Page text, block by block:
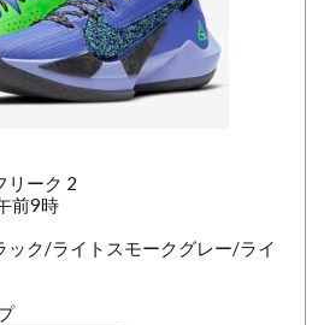
リーク 2
前9時
ック/ライトスモークグレー/ライ